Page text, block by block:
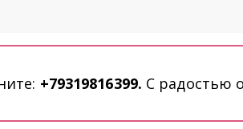
+79319816399. С радостью